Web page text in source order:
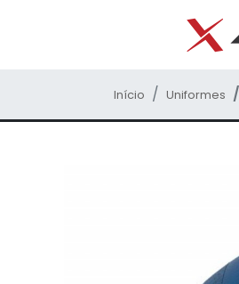
Início Uniformes